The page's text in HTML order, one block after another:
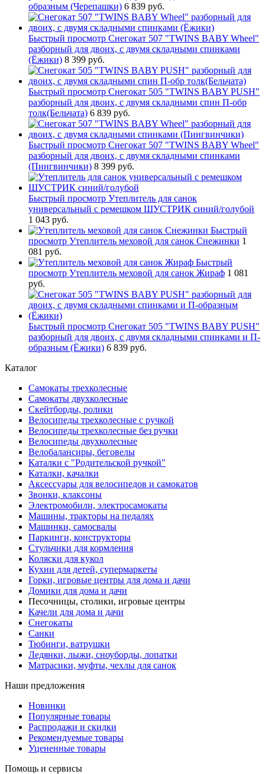
образным (Черепашки) 6 839 руб.
Быстрый просмотр Снегокат 507 "TWINS BABY Wheel"
разборный для двоих, с двумя складными спинками
(Ёжики) 8 399 руб.
Быстрый просмотр Снегокат 505 "TWINS BABY PUSH"
разборный для двоих, с двумя складными спин П-обр
толк(Бельчата) 6 839 руб.
Быстрый просмотр Снегокат 507 "TWINS BABY Wheel"
разборный для двоих, с двумя складными спинками
(Пингвинчики) 8 399 руб.
Быстрый просмотр Утеплитель для санок
универсальный с ремешком ШУСТРИК синий/голубой
1 043 руб.
Быстрый
просмотр Утеплитель меховой для санок Снежинки 1
081 руб.
Быстрый
просмотр Утеплитель меховой для санок Жираф 1 081
руб.
Быстрый просмотр Снегокат 505 "TWINS BABY PUSH"
разборный для двоих, с двумя складными спинками и П-
образным (Ёжики) 6 839 руб.
Каталог
Самокаты трехколесные
Самокаты двухколесные
Скейтборды, ролики
Велосипеды трехколесные с ручкой
Велосипеды трехколесные без ручки
Велосипеды двухколесные
Велобалансиры, беговелы
Каталки с "Родительской ручкой"
Каталки, качалки
Аксессуары для велосипедов и самокатов
Звонки, клаксоны
Электромобили, электросамокаты
Машины, тракторы на педалях
Машинки, самосвалы
Паркинги, конструкторы
Стульчики для кормления
Коляски для кукол
Кухни для детей, супермаркеты
Горки, игровые центры для дома и дачи
Домики для дома и дачи
Песочницы, столики, игровые центры
Качели для дома и дачи
Снегокаты
Санки
Тюбинги, ватрушки
Ледянки, лыжи, сноуборды, лопатки
Матрасики, муфты, чехлы для санок
Наши предложения
Новинки
Популярные товары
Распродажи и скидки
Рекомендуемые товары
Уцененные товары
Помощь и сервисы